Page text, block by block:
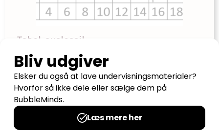
Tabel-puslespil
Udgives af: Henriette
10,00kr
Tilføj til kurv